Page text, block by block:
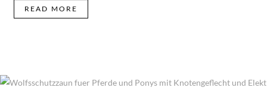
READ MORE